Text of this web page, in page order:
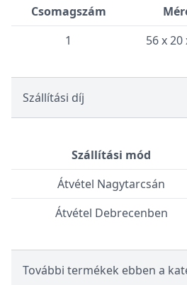
Csomagszám
1
56 x 20
Szállítási díj
Szállítási mód
Átvétel Nagytarcsán
Átvétel Debrecenben
További termékek ebben a